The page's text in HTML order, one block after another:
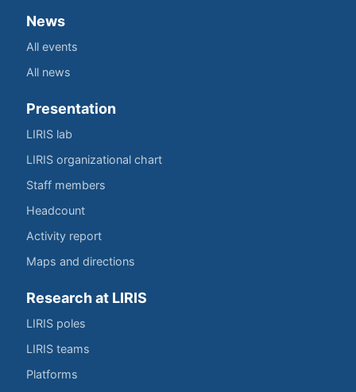
News
All events
All news
Presentation
LIRIS lab
LIRIS organizational chart
Staff members
Headcount
Activity report
Maps and directions
Research at LIRIS
LIRIS poles
LIRIS teams
Platforms